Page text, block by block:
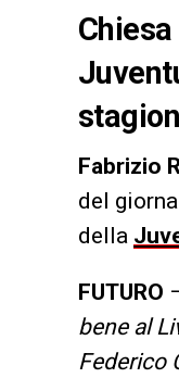
Fabrizio
del
della
FUTURO
bene al
Federico